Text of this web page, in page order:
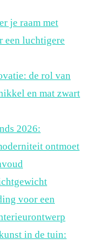
je raam met
een luchtigere
de rol van
en mat zwart
2026:
ontmoet
voor een
in de tuin: